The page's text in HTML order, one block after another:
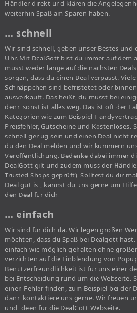
Händler direkt und klären die
weiterhin Spaß am Sparen haben.
… schnell
Wir sind schnell, geben unser Bestes und
Uhr. Mit DealGott bist du immer auf dem
musst weder lange auf die nächsten
sorgen, dass du einen Deal verpasst.
Schnäppchen sind befristetet oder
ausverkauft. Das heißt, du musst bei
denn sonst ist alles weg. Das ist oft der
Kategorien wie zum Beispiel
Preisfehler, Gutscheine und Kostenloses.
schnell genug sein und einen Deal nicht
du den Deal melden und wir kümmern
Veröffentlichung. Bedenke dabei immer
DealGott gilt und zudem muss der
Trusted Shops geprüft). Solltest du dir
Deal gut ist, kannst du uns gerne um
den Deal für dich.
… einfach
Wir sind für dich da. Wir legen großen
möchten, dass du Spaß bei Dealgott hast.
einfach wie möglich gehalten ohne
verzichten auf die Einblendung von
Benutzerfreundlichkeit ist für uns einer
bei Entscheidung rund um die Webseite.
einen Fehler finden, zum Beispiel bei der
dann kontaktiere uns gerne. Wir freuen
und Ideen für die DealGott Webseite.